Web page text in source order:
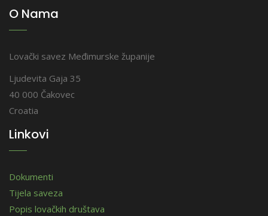
O Nama
Lovački savez Međimurske županije
Ljudevita Gaja 35
40 000 Čakovec
Croatia
Linkovi
Dokumenti
Tijela saveza
Popis lovačkih društava